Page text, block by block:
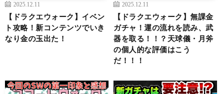
2025.12.11
【ドラクエウォーク】イベン
ト攻略！新コンテンツでいき
なり金の玉出た！
2025.12.11
【ドラクエウォーク】無課金
ガチャ！運の流れを読み、武
器を取る！！？天球儀・月斧
の個人的な評価はこう
だ！！！